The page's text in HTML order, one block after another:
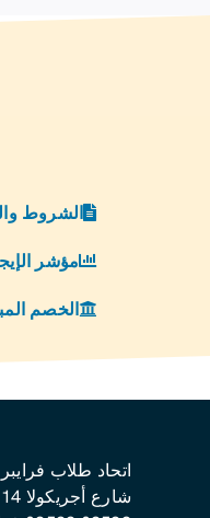
الشروط
مؤشر
الخصم
اتحاد طلاب
شارع أجريكولا 14